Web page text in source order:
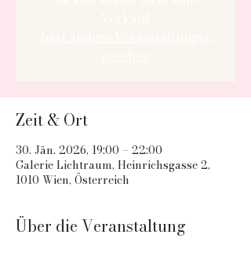
Zeit & Ort
30. Jän. 2026, 19:00 – 22:00
Galerie Lichtraum, Heinrichsgasse 2,
1010 Wien, Österreich
Über die Veranstaltung